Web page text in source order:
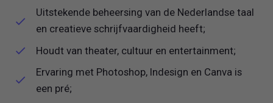
Uitstekende beheersing van de Nederlandse taal
en creatieve schrijfvaardigheid heeft;
Houdt van theater, cultuur en entertainment;
Ervaring met Photoshop, Indesign en Canva is
een pré;